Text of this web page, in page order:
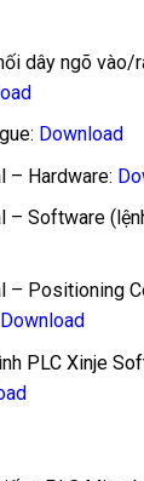
dây ngõ vào/
Download
– Hardware:
– Software
– Positioning
Download
PLC Xinje